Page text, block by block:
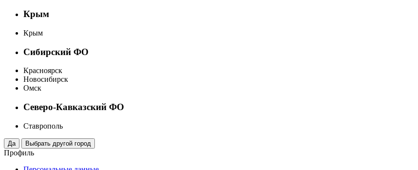
Крым
Крым
Сибирский ФО
Красноярск
Новосибирск
Омск
Северо-Кавказский ФО
Ставрополь
Профиль